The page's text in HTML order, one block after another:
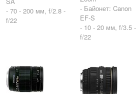
- 70 - 200 мм, f/2.8 -
f/22
- Байонет: Canon
EF-S
- 10 - 20 мм, f/3.5 -
f/22